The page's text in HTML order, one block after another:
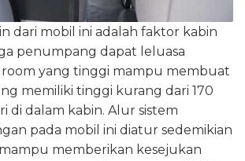
dari mobil ini adalah faktor kabin
penumpang dapat leluasa
yang tinggi mampu membuat
memiliki tinggi kurang dari 170
di dalam kabin. Alur sistem
pada mobil ini diatur sedemikian
memberikan kesejukan